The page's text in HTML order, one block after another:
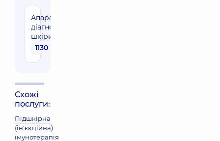
Апаратна
діагностика
шкіри
1130 грн
Схожі
послуги:
Підшкірна
(ін'єкційна)
імунотерапія